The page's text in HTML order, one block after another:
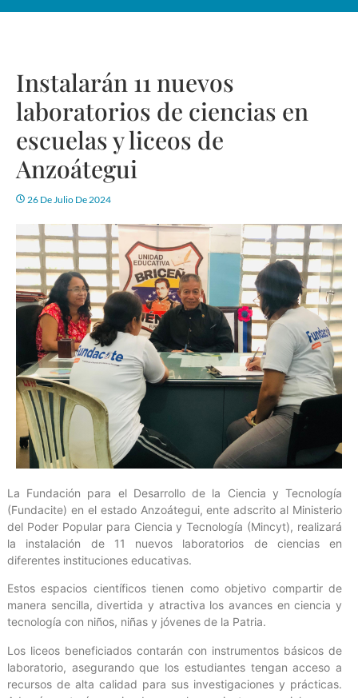
Instalarán 11 nuevos
laboratorios de ciencias en
escuelas y liceos de
Anzoátegui
26 De Julio De 2024
La Fundación para el Desarrollo de la Ciencia y Tecnología
(Fundacite) en el estado Anzoátegui, ente adscrito al Ministerio
del Poder Popular para Ciencia y Tecnología (Mincyt), realizará
la instalación de 11 nuevos laboratorios de ciencias en
diferentes instituciones educativas.
Estos espacios científicos tienen como objetivo compartir de
manera sencilla, divertida y atractiva los avances en ciencia y
tecnología con niños, niñas y jóvenes de la Patria.
Los liceos beneficiados contarán con instrumentos básicos de
laboratorio, asegurando que los estudiantes tengan acceso a
recursos de alta calidad para sus investigaciones y prácticas.